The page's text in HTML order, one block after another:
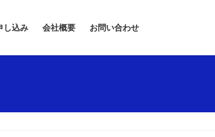
し込み 会社概要 お問い合わせ